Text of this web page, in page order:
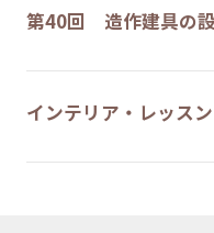
第40回 造作建具の
インテリア・レッス